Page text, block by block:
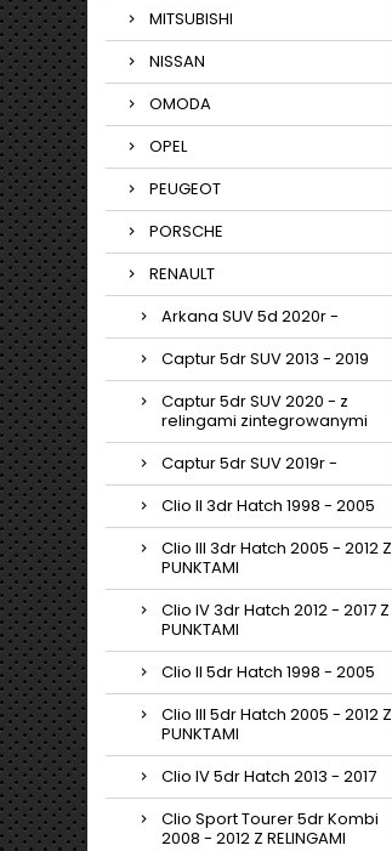
MITSUBISHI
NISSAN
OMODA
OPEL
PEUGEOT
PORSCHE
RENAULT
Arkana SUV 5d 2020r -
Captur 5dr SUV 2013 - 2019
Captur 5dr SUV 2020 - z
relingami zintegrowanymi
Captur 5dr SUV 2019r -
Clio II 3dr Hatch 1998 - 2005
Clio III 3dr Hatch 2005 - 2012 Z
PUNKTAMI
Clio IV 3dr Hatch 2012 - 2017 Z
PUNKTAMI
Clio II 5dr Hatch 1998 - 2005
Clio III 5dr Hatch 2005 - 2012 Z
PUNKTAMI
Clio IV 5dr Hatch 2013 - 2017
Clio Sport Tourer 5dr Kombi
2008 - 2012 Z RELINGAMI